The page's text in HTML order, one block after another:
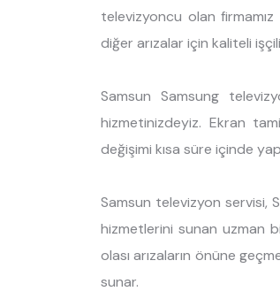
televizyoncu olan
diğer arızalar için kaliteli
Samsun Samsung
hizmetinizdeyiz. Ekran
değişimi kısa süre içinde
Samsun televizyon servisi,
hizmetlerini sunan uzman
olası arızaların önüne
sunar.